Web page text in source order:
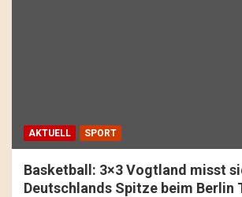
AKTUELL SPORT
Basketball: 3×3 Vogtland misst
Deutschlands Spitze beim Berlin